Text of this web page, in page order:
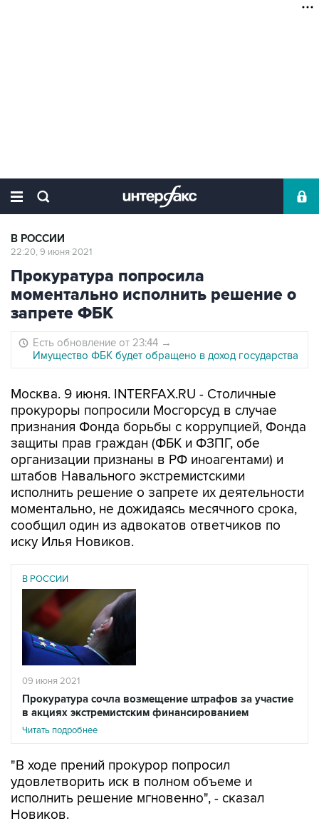
В РОССИИ
22:20, 9 июня 2021
Прокуратура попросила
моментально исполнить решение о
запрете ФБК
Есть обновление от 23:44 →
Имущество ФБК будет обращено в доход государства
Москва. 9 июня. INTERFAX.RU - Столичные
прокуроры попросили Мосгорсуд в случае
признания Фонда борьбы с коррупцией, Фонда
защиты прав граждан (ФБК и ФЗПГ, обе
организации признаны в РФ иноагентами) и
штабов Навального экстремистскими
исполнить решение о запрете их деятельности
моментально, не дожидаясь месячного срока,
сообщил один из адвокатов ответчиков по
иску Илья Новиков.
В РОССИИ
09 июня 2021
Прокуратура сочла возмещение штрафов за участие
в акциях экстремистским финансированием
Читать подробнее
"В ходе прений прокурор попросил
удовлетворить иск в полном объеме и
исполнить решение мгновенно", - сказал
Новиков.